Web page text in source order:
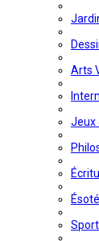
Arts
Jeux
Sport